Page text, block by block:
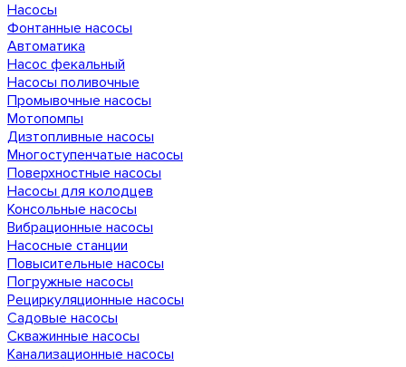
Насосы
Фонтанные насосы
Автоматика
Насос фекальный
Насосы поливочные
Промывочные насосы
Мотопомпы
Дизтопливные насосы
Многоступенчатые насосы
Поверхностные насосы
Насосы для колодцев
Консольные насосы
Вибрационные насосы
Насосные станции
Повысительные насосы
Погружные насосы
Рециркуляционные насосы
Садовые насосы
Скважинные насосы
Канализационные насосы